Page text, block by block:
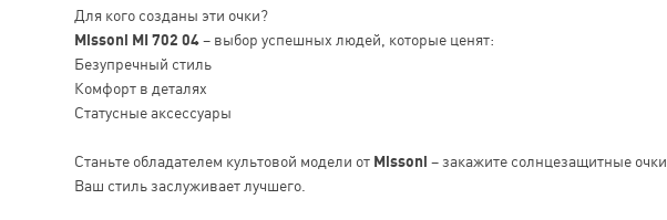
Для кого созданы эти очки?
Missoni MI 702 04– выбор успешных людей, которые ценят:
Безупречный стиль
Комфорт в деталях
Статусные аксессуары
Станьте обладателем культовой модели от Missoni – закажите солнцезащитные очки
Ваш стиль заслуживает лучшего.